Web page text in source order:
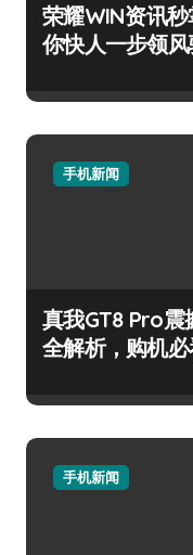
荣耀WIN资讯
你快人一步领风
手机新闻
真我GT8 Pro震
全解析，购机必
手机新闻